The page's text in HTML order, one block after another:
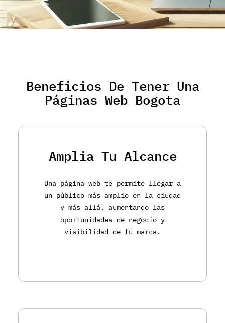
Beneficios De Tener Una
Páginas Web Bogota
Amplia Tu Alcance
Una página web te permite llegar a
un público más amplio en la ciudad
y más allá, aumentando las
oportunidades de negocio y
visibilidad de tu marca.